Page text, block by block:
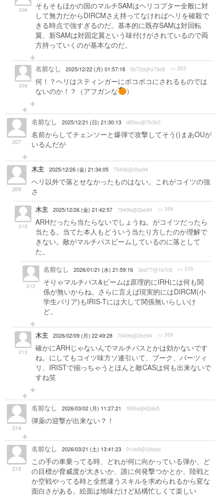
206
そもそもほかの国のマルチSAMはヘリコプター全般に対
して無力だからDIRCMさえ持ってなければヘリを確殺で
きる時点で強すぎるのだ。基本的に既存SAMは対回転
翼、新SAMは対固定翼という味付けがされているので両
方持っていくのが基本なのだ。
208
名前なし 2025/12/22 (月) 01:57:18 5b72d@a73e8 >> 203
何！？ヘリはスティンガーにボコボコにされるものでは
ないのか！？（アフガンな
）
207
名前なし 2025/12/21 (日) 21:30:13 d95ec@7b3b0
名前からしてチェンソーと爆弾で攻撃してそう()まあOUが
いるんだが
209
木主 2025/12/26 (金) 21:34:05 7949b@2be94
ヘリ以外で落とせなかったものはない。これがコイツの強
さ
210
木主 2025/12/26 (金) 21:42:57 7949b@2be94 >> 209
ARHだったら当たらないでしょうね。がコイツだったら
当たる。当てた本人もどういう当たり方したのか理解で
きない。敵がマルチパスビームしているのに落として
た。
212
名前なし 2026/01/21 (水) 21:59:16 3ed77@1b7c8 >> 210
そりゃマルチパス&ビームは原理的にIRHには何も関
係が無いからね。さらに言えば現実的にはDIRCM(小
学生バリア)もIRIS-Tには大して関係無いらしいけ
ど。
213
木主 2026/02/09 (月) 22:49:28 7949b@2be94 >> 209
確かにARHじゃないんでマルチパスとかは効かないです
ね。にしてもコイツ味方ソ連引いて、ブーク、パーツィ
リ、IRISTで揃っちゃうとほんと敵CASは何も出来ないで
すね笑
214
名前なし 2026/03/02 (月) 11:27:21 f989a@62de5
弾薬の迎撃が出来ない？！
215
名前なし 2026/03/21 (土) 13:41:23 91cb8@2daed
この手の車乗ってる時、どれが何に向かっている弾か、ど
の目標が脅威度が大きいか、誰に何発撃つかとか、陸戦と
か空戦やってる時と全然違うスキルを求められるから変な
面白さがある。絵面は地味だけど結構忙しくて楽しい